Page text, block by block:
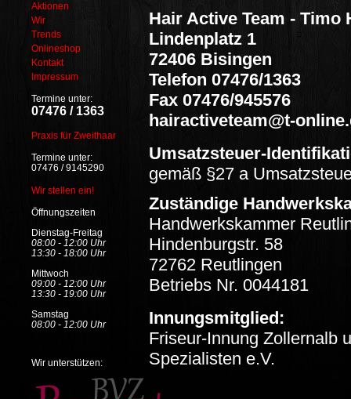
Aktionen
Wir
Trends
Onlineshop
Kontakt
Impressum
Termine unter:
07476 / 1363
Praxis für Zweithaar
Termine unter:
07476 / 9145290
Wir stellen ein!
Öffnungszeiten
Dienstag-Freitag
08:00 - 12:00 Uhr
13:30 - 18:00 Uhr
Mittwoch
09:00 - 12:00 Uhr
13:30 - 19:00 Uhr
Samstag
08:00 - 12:00 Uhr
Wir unterstützen:
Hair Active Team - Timo
Lindenplatz 1
72406 Bisingen
Telefon 07476/1363
Fax 07476/945576
hairactiveteam@t-
Umsatzsteuer-
gemäß §27 a
Zuständige
Handwerkskammer
Hindenburgstr. 58
72762 Reutlingen
Betriebs Nr. 0044181
Innungsmitglied:
Friseur-Innung Zollernalb
Spezialisten e.V.